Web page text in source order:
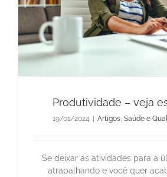
Produtividade – veja
19/01/2024 | Artigos, Saúde e
Se deixar as atividades para a
atrapalhando e você quer